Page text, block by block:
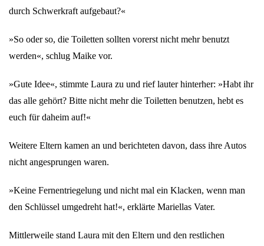
durch Schwerkraft aufgebaut?«
»So oder so, die Toiletten sollten vorerst nicht mehr benutzt
werden«, schlug Maike vor.
»Gute Idee«, stimmte Laura zu und rief lauter hinterher: »Habt ihr
das alle gehört? Bitte nicht mehr die Toiletten benutzen, hebt es
euch für daheim auf!«
Weitere Eltern kamen an und berichteten davon, dass ihre Autos
nicht angesprungen waren.
»Keine Fernentriegelung und nicht mal ein Klacken, wenn man
den Schlüssel umgedreht hat!«, erklärte Mariellas Vater.
Mittlerweile stand Laura mit den Eltern und den restlichen